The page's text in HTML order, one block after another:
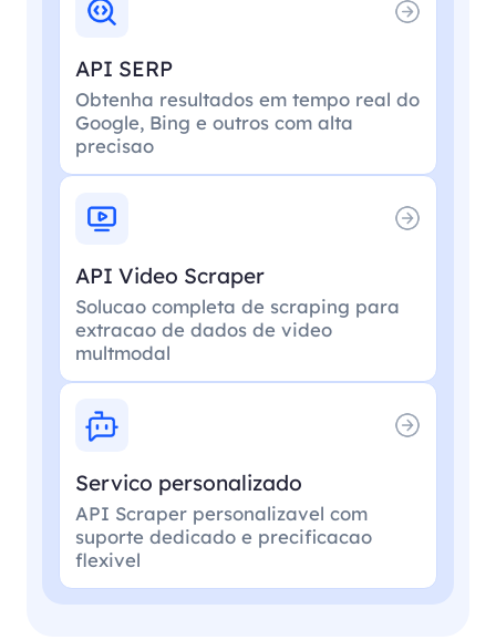
API SERP
Obtenha resultados em tempo real do
Google, Bing e outros com alta
precisao
API Video Scraper
Solucao completa de scraping para
extracao de dados de video
multmodal
Servico personalizado
API Scraper personalizavel com
suporte dedicado e precificacao
flexivel